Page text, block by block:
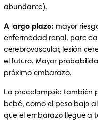
abundante).
A largo plazo: mayor
enfermedad renal, paro
cerebrovascular, lesión
el futuro. Mayor
próximo embarazo.
La preeclampsia también
bebé, como el peso bajo
que el embarazo llegue a